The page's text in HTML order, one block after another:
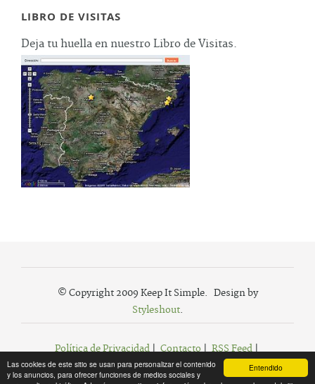
Entendido
Las cookies de este sitio se usan para personalizar el contenido
y los anuncios, para ofrecer funciones de medios sociales y
LIBRO DE VISITAS
Deja tu huella en nuestro Libro de Visitas.
© Copyright 2009 Keep It Simple. Design by
Styleshout.
Política de Privacidad| Contacto| RSS Feed|
Agregar a Favoritos